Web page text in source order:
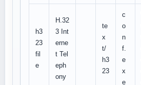
h3
23
fil
e
H.32
3 Int
erne
t Tel
eph
ony
te
x
t/
h3
23
c
o
n
f.
e
x
e